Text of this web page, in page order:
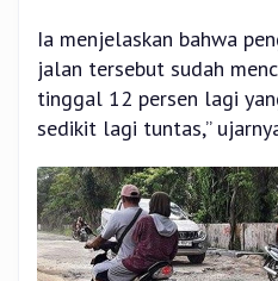
Ia menjelaskan bahwa
jalan tersebut sudah
tinggal 12 persen lagi
sedikit lagi tuntas,”